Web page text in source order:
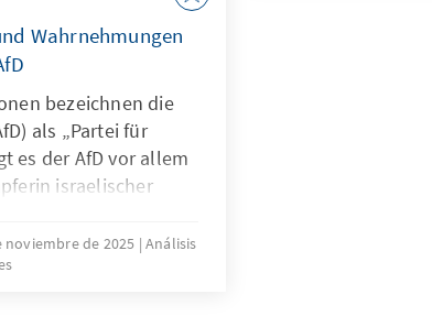
Wahrnehmungen
bezeichnen die
als „Partei für
es der AfD vor allem
israelischer
Positionierung
in der Partei
noviembre de 2025 Análisis